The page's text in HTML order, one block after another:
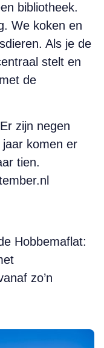
bibliotheek.
We koken en
Als je de
stelt en
de
zijn negen
komen er
tien.
Hobbemaflat:
zo’n